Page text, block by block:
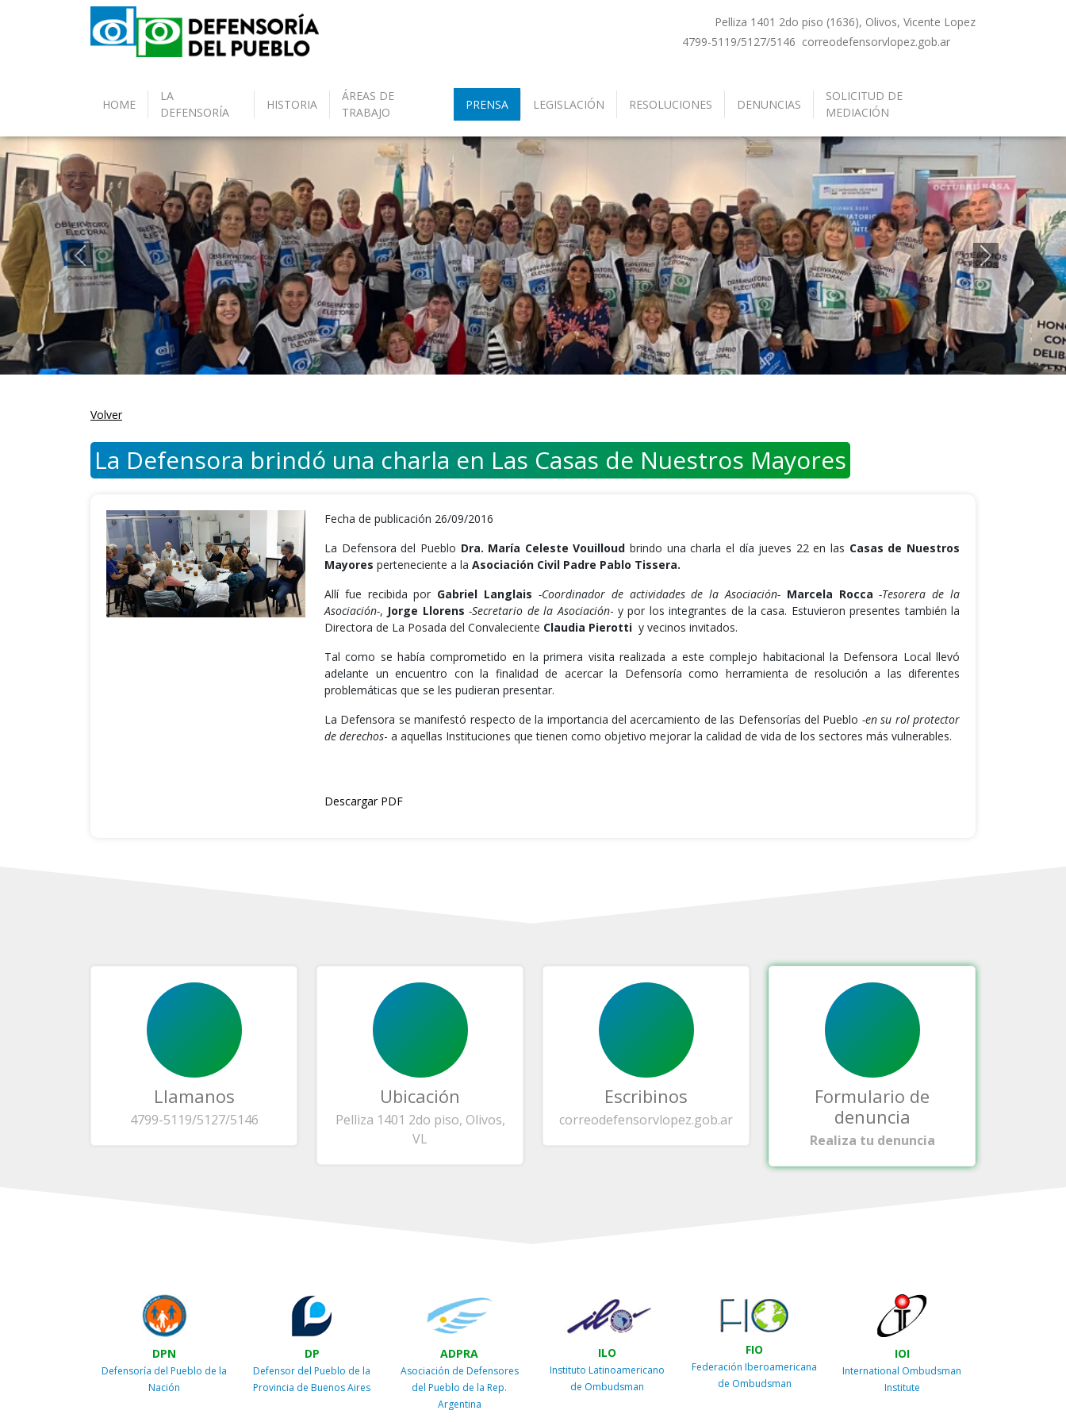
Pelliza 1401 2do piso (1636), Olivos, Vicente Lopez
4799-5119/5127/5146 correodefensorvlopez.gob.ar
HOME
LA
DEFENSORÍA
HISTORIA
ÁREAS DE
TRABAJO
PRENSA LEGISLACIÓN RESOLUCIONES DENUNCIAS
SOLICITUD DE
MEDIACIÓN
Anterior Siguiente
Volver
La Defensora brindó una charla en Las Casas de Nuestros Mayores
Fecha de publicación 26/09/2016
La Defensora del Pueblo Dra. María Celeste Vouilloud brindo una charla el día jueves 22 en las Casas de Nuestros
Mayores perteneciente a la Asociación Civil Padre Pablo Tissera.
Allí fue recibida por Gabriel Langlais -Coordinador de actividades de la Asociación- Marcela Rocca -Tesorera de la
Asociación-, Jorge Llorens -Secretario de la Asociación- y por los integrantes de la casa. Estuvieron presentes también la
Directora de La Posada del Convaleciente Claudia Pierotti y vecinos invitados.
Tal como se había comprometido en la primera visita realizada a este complejo habitacional la Defensora Local llevó
adelante un encuentro con la finalidad de acercar la Defensoría como herramienta de resolución a las diferentes
problemáticas que se les pudieran presentar.
La Defensora se manifestó respecto de la importancia del acercamiento de las Defensorías del Pueblo -en su rol protector
de derechos- a aquellas Instituciones que tienen como objetivo mejorar la calidad de vida de los sectores más vulnerables.
Descargar PDF
Llamanos
4799-5119/5127/5146
Ubicación
Pelliza 1401 2do piso, Olivos,
VL
Escribinos
correodefensorvlopez.gob.ar
Formulario de
denuncia
Realiza tu denuncia
DPN
Defensoría del Pueblo de la
Nación
DP
Defensor del Pueblo de la
Provincia de Buenos Aires
ADPRA
Asociación de Defensores
del Pueblo de la Rep.
Argentina
ILO
Instituto Latinoamericano
de Ombudsman
FIO
Federación Iberoamericana
de Ombudsman
IOI
International Ombudsman
Institute